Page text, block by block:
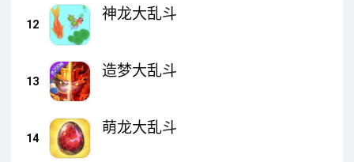
12
神龙大乱斗
13
造梦大乱斗
14
萌龙大乱斗